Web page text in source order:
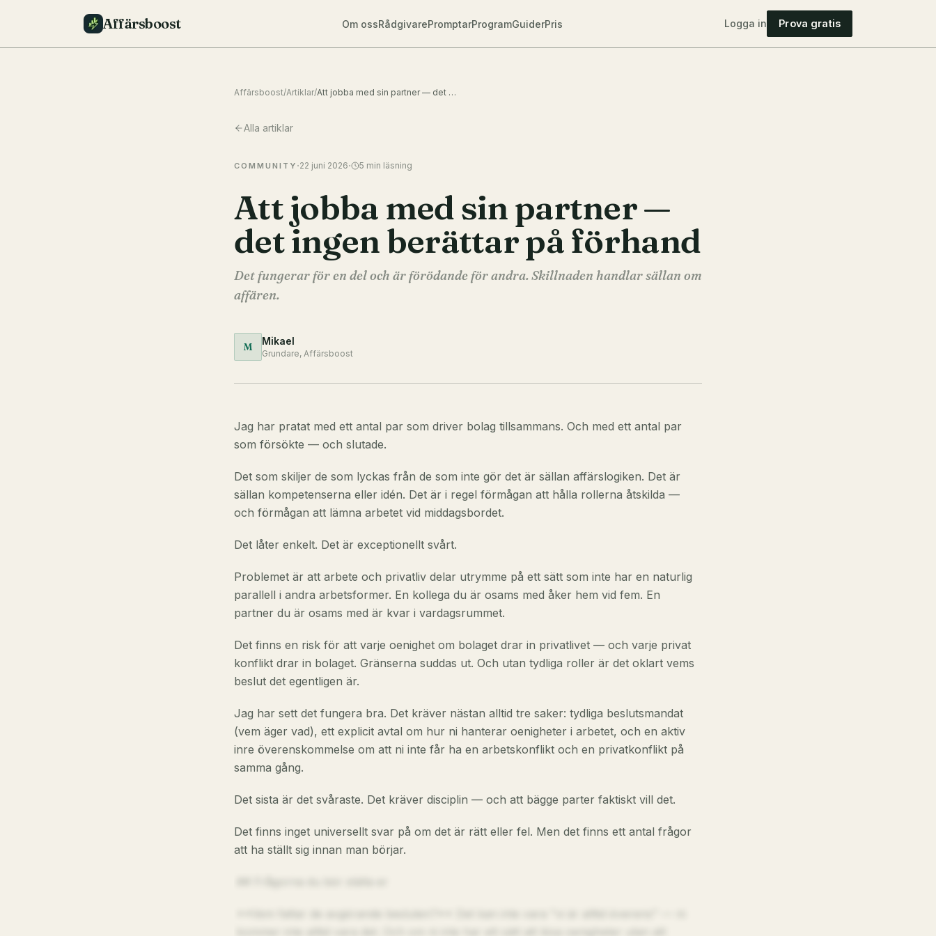
Affärsboost Om ossRådgivarePromptarProgramGuiderPris Logga in Prova gratis
Affärsboost/Artiklar/ Att jobba med sin partner — det ingen berättar på förhand
Alla artiklar
COMMUNITY ·22 juni 2026· 5 min läsning
Att jobba med sin partner —
det ingen berättar på förhand
Det fungerar för en del och är förödande för andra. Skillnaden handlar sällan om
affären.
M Mikael
Grundare, Affärsboost
Jag har pratat med ett antal par som driver bolag tillsammans. Och med ett antal par
som försökte — och slutade.
Det som skiljer de som lyckas från de som inte gör det är sällan affärslogiken. Det är
sällan kompetenserna eller idén. Det är i regel förmågan att hålla rollerna åtskilda —
och förmågan att lämna arbetet vid middagsbordet.
Det låter enkelt. Det är exceptionellt svårt.
Problemet är att arbete och privatliv delar utrymme på ett sätt som inte har en naturlig
parallell i andra arbetsformer. En kollega du är osams med åker hem vid fem. En
partner du är osams med är kvar i vardagsrummet.
Det finns en risk för att varje oenighet om bolaget drar in privatlivet — och varje privat
konflikt drar in bolaget. Gränserna suddas ut. Och utan tydliga roller är det oklart vems
beslut det egentligen är.
Jag har sett det fungera bra. Det kräver nästan alltid tre saker: tydliga beslutsmandat
(vem äger vad), ett explicit avtal om hur ni hanterar oenigheter i arbetet, och en aktiv
inre överenskommelse om att ni inte får ha en arbetskonflikt och en privatkonflikt på
samma gång.
Det sista är det svåraste. Det kräver disciplin — och att bägge parter faktiskt vill det.
Det finns inget universellt svar på om det är rätt eller fel. Men det finns ett antal frågor
att ha ställt sig innan man börjar.